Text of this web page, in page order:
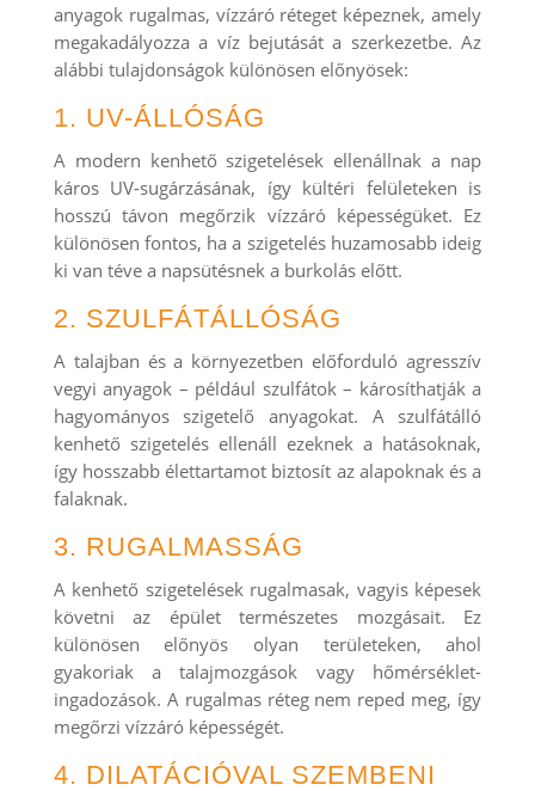
anyagok rugalmas, vízzáró réteget képeznek, amely
megakadályozza a víz bejutását a szerkezetbe. Az
alábbi tulajdonságok különösen előnyösek:
1. UV-ÁLLÓSÁG
A modern kenhető szigetelések ellenállnak a nap
káros UV-sugárzásának, így kültéri felületeken is
hosszú távon megőrzik vízzáró képességüket. Ez
különösen fontos, ha a szigetelés huzamosabb ideig
ki van téve a napsütésnek a burkolás előtt.
2. SZULFÁTÁLLÓSÁG
A talajban és a környezetben előforduló agresszív
vegyi anyagok – például szulfátok – károsíthatják a
hagyományos szigetelő anyagokat. A szulfátálló
kenhető szigetelés ellenáll ezeknek a hatásoknak,
így hosszabb élettartamot biztosít az alapoknak és a
falaknak.
3. RUGALMASSÁG
A kenhető szigetelések rugalmasak, vagyis képesek
követni az épület természetes mozgásait. Ez
különösen előnyös olyan területeken, ahol
gyakoriak a talajmozgások vagy hőmérséklet-
ingadozások. A rugalmas réteg nem reped meg, így
megőrzi vízzáró képességét.
4. DILATÁCIÓVAL SZEMBENI